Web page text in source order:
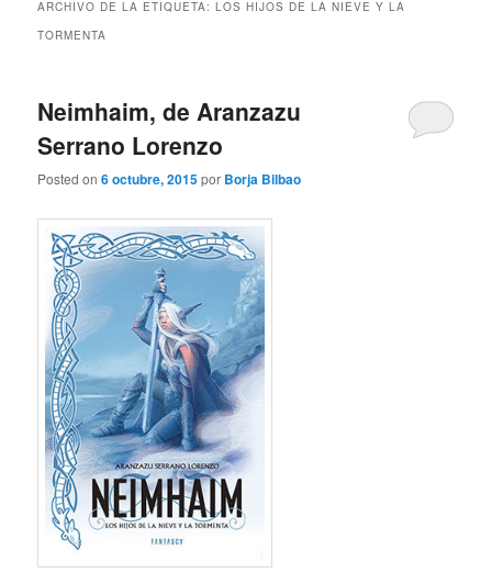
ARCHIVO DE LA ETIQUETA:LOS HIJOS DE LA NIEVE Y LA
TORMENTA
Neimhaim, de Aranzazu
Serrano Lorenzo
Posted on6 octubre, 2015por Borja Bilbao